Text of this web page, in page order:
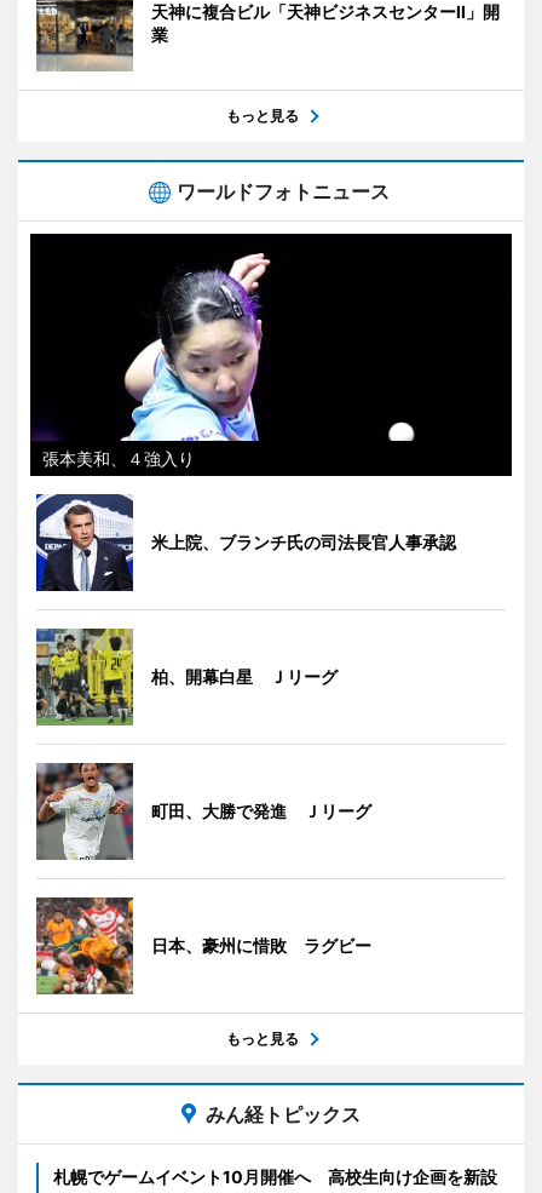
天神に複合ビル「天神ビジネスセンターII」開
業
もっと見る
ワールドフォトニュース
張本美和、４強入り
米上院、ブランチ氏の司法長官人事承認
柏、開幕白星 Ｊリーグ
町田、大勝で発進 Ｊリーグ
日本、豪州に惜敗 ラグビー
もっと見る
みん経トピックス
札幌でゲームイベント10月開催へ 高校生向け企画を新設